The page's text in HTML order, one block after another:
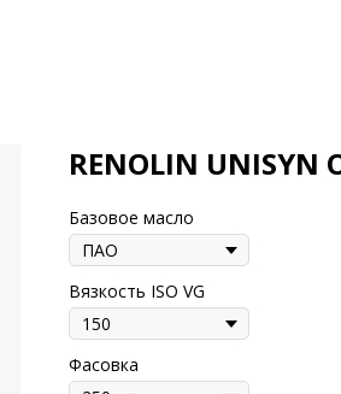
RENOLIN UNISYN
Базовое масло
Вязкость ISO VG
Фасовка